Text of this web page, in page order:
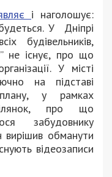
і наголошує:
У Дніпрі
будівельників,
не існує, про що
У місті
на підставі
у рамках
про що
забудовнику
обманути
відеозаписи